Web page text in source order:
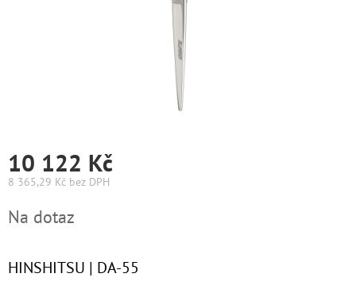
Hinshitsu
K-
Olaplex
10 122 Kč
8 365,29 Kč bez DPH
cena:
Na dotaz
HINSHITSU | DA-55